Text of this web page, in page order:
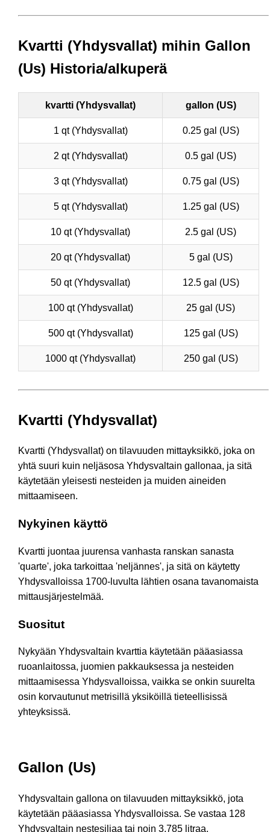
Kvartti (Yhdysvallat) mihin Gallon
(Us) Historia/alkuperä
kvartti (Yhdysvallat) gallon (US)
1 qt (Yhdysvallat) 0.25 gal (US)
2 qt (Yhdysvallat) 0.5 gal (US)
3 qt (Yhdysvallat) 0.75 gal (US)
5 qt (Yhdysvallat) 1.25 gal (US)
10 qt (Yhdysvallat) 2.5 gal (US)
20 qt (Yhdysvallat) 5 gal (US)
50 qt (Yhdysvallat) 12.5 gal (US)
100 qt (Yhdysvallat) 25 gal (US)
500 qt (Yhdysvallat) 125 gal (US)
1000 qt (Yhdysvallat) 250 gal (US)
Kvartti (Yhdysvallat)
Kvartti (Yhdysvallat) on tilavuuden mittayksikkö, joka on
yhtä suuri kuin neljäsosa Yhdysvaltain gallonaa, ja sitä
käytetään yleisesti nesteiden ja muiden aineiden
mittaamiseen.
Nykyinen käyttö
Kvartti juontaa juurensa vanhasta ranskan sanasta
'quarte', joka tarkoittaa 'neljännes', ja sitä on käytetty
Yhdysvalloissa 1700-luvulta lähtien osana tavanomaista
mittausjärjestelmää.
Suositut
Nykyään Yhdysvaltain kvarttia käytetään pääasiassa
ruoanlaitossa, juomien pakkauksessa ja nesteiden
mittaamisessa Yhdysvalloissa, vaikka se onkin suurelta
osin korvautunut metrisillä yksiköillä tieteellisissä
yhteyksissä.
Gallon (Us)
Yhdysvaltain gallona on tilavuuden mittayksikkö, jota
käytetään pääasiassa Yhdysvalloissa. Se vastaa 128
Yhdysvaltain nestesiljaa tai noin 3,785 litraa.